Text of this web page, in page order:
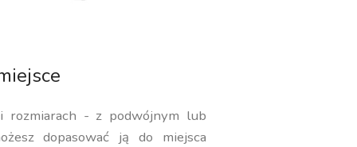
- z podwójnym lub
dopasować ją do miejsca